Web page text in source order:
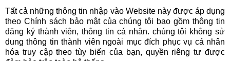
Tất cả những thông tin nhập vào Website này được áp dụng
theo Chính sách bảo mật của chúng tôi bao gồm thông tin
đăng ký thành viên, thông tin cá nhân. chúng tôi không sử
dung thông tin thành viên ngoài mục đích phục vụ cá nhân
hóa truy cập theo tùy biến của bạn, quyền riêng tư được